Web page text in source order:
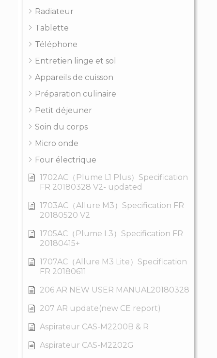
Radiateur
Tablette
Téléphone
Entretien linge et sol
Appareils de cuisson
Préparation culinaire
Petit déjeuner
Soin du corps
Micro onde
Four électrique
1702AC（Plume L1 Plus）Specification
FR 20180328 V2- updated
1703AC（Allure M3）Specification FR
20180520 V2
1705AC（Plume L3）Specification FR
20180415+
1707AC（Allure M3 Lite）Specification
FR 20180611
206 AR NEW USER MANUAL20180328
207 AR update(new CE report)
Aspirateur CAS-M2200B & R
Aspirateur CAS-M2202G